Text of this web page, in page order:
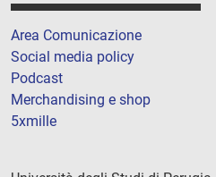
Area Comunicazione
Social media policy
Podcast
Merchandising e shop
5xmille